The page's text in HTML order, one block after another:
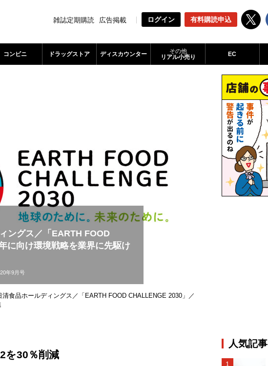
雑誌定期購読 広告掲載 ログイン 有料購読申込
コンビニ ドラッグストア ディスカウンター
その他
リアル小売り
EC
ングス／「EARTH FOOD
に向け環境戦略を業界に先駆け
年9月号
清食品ホールディングス／「EARTH FOOD CHALLENGE 2030」／
を30％削減
人気記事